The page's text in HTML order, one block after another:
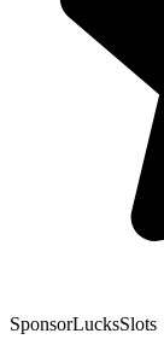
SponsorLucksSlots